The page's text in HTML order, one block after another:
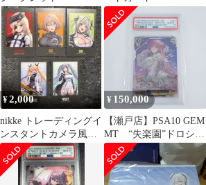
¥2,000
nikke トレーディングイ
ンスタントカメラ風イ
ラストカード 5種
¥ 150,000
【瀬戸店】PSA10 GEM
MT “失楽園”ドロシ
ー サイン SEC+
NIKKE ヴァイスシュ
ヴァルツ【057-1940】